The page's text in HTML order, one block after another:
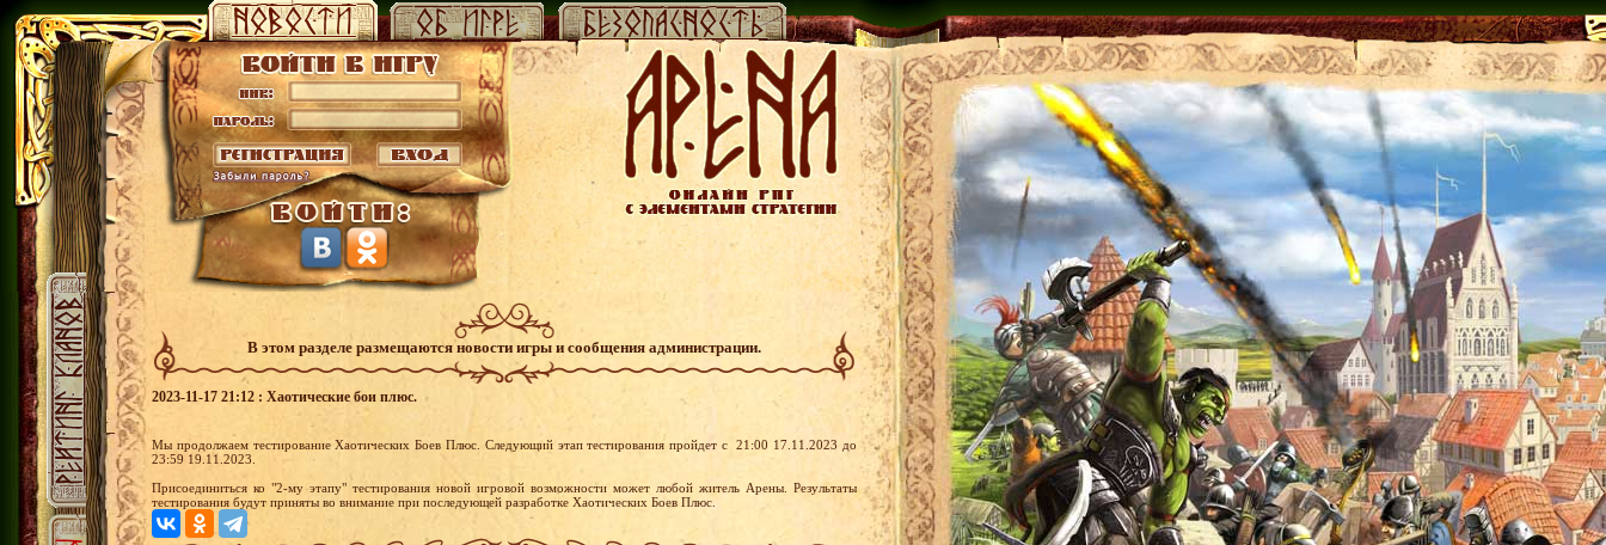
В этом разделе размещаются новости игры и сообщения администрации.
2023-11-17 21:12 : Хаотические бои плюс.
Мы продолжаем тестирование Хаотических Боев Плюс. Следующий этап тестирования пройдет с 21:00 17.11.2023 до
23:59 19.11.2023.
Присоединиться ко "2-му этапу" тестирования новой игровой возможности может любой житель Арены. Результаты
тестирования будут приняты во внимание при последующей разработке Хаотических Боев Плюс.